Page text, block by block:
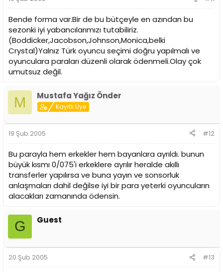
Bende forma var.Bir de bu bütçeyle en azından bu
sezonki iyi yabancılarımızı tutabiliriz.
(Boddicker,Jacobson,Johnson,Monica,belki
Crystal)Yalnız Türk oyuncu seçimi doğru yapılmalı ve
oyunculara paraları düzenli olarak ödenmeli.Olay çok
umutsuz değil.
M Mustafa Yağız Önder
Kayıtlı Üye
19 Şub 2005 #12
Bu parayla hem erkekler hem bayanlara ayrıldı. bunun
büyük kısmı 0/075'i erkeklere ayrılır heralde akıllı
transferler yapılırsa ve buna yayın ve sonsorluk
anlaşmaları dahil değilse iyi bir para yeterki oyuncuların
alacakları zamanında ödensin.
G Guest
20 Şub 2005 #13